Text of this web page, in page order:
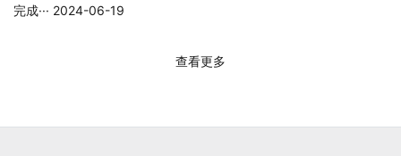
完成··· 2024-06-19
查看更多